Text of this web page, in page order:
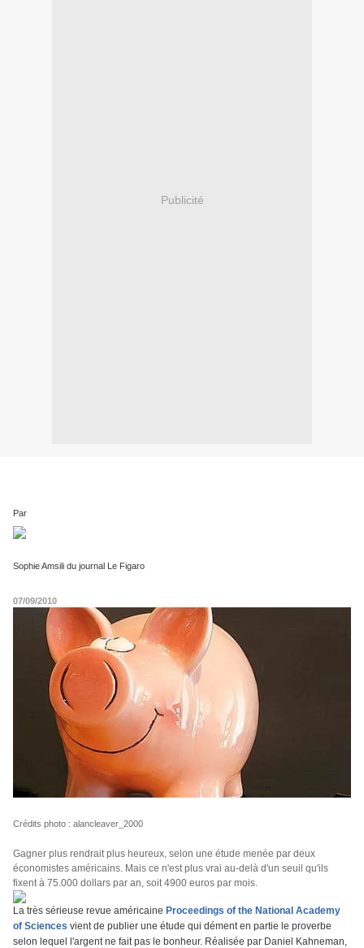
Publicité
Par
Sophie Amsili du journal Le Figaro
07/09/2010
Crédits photo : alancleaver_2000
Gagner plus rendrait plus heureux, selon une étude menée par deux
économistes américains. Mais ce n'est plus vrai au-delà d'un seuil qu'ils
fixent à 75.000 dollars par an, soit 4900 euros par mois.
La très sérieuse revue américaine Proceedings of the National Academy
of Sciences vient de publier une étude qui dément en partie le proverbe
selon lequel l'argent ne fait pas le bonheur. Réalisée par Daniel Kahneman,